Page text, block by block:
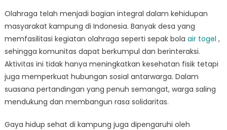
Olahraga telah menjadi bagian integral dalam kehidupan
masyarakat kampung di Indonesia. Banyak desa yang
memfasilitasi kegiatan olahraga seperti sepak bola air togel ,
sehingga komunitas dapat berkumpul dan berinteraksi.
Aktivitas ini tidak hanya meningkatkan kesehatan fisik tetapi
juga memperkuat hubungan sosial antarwarga. Dalam
suasana pertandingan yang penuh semangat, warga saling
mendukung dan membangun rasa solidaritas.
Gaya hidup sehat di kampung juga dipengaruhi oleh